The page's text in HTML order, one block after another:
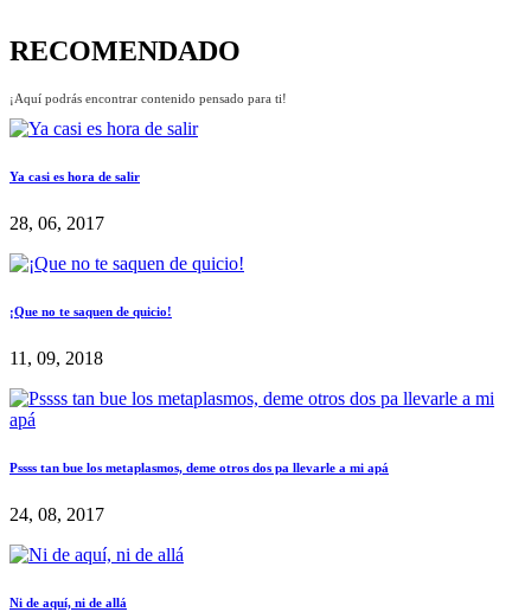
RECOMENDADO
¡Aquí podrás encontrar contenido pensado para ti!
Ya casi es hora de salir
28, 06, 2017
¡Que no te saquen de quicio!
11, 09, 2018
Pssss tan bue los metaplasmos, deme otros dos pa llevarle a mi apá
24, 08, 2017
Ni de aquí, ni de allá